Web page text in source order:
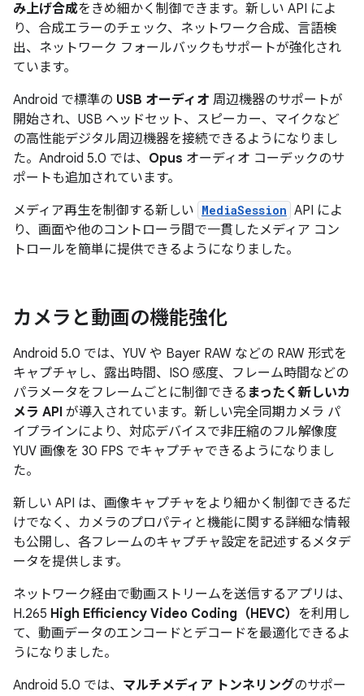
み上げ合成をきめ細かく制御できます。新しい API によ
り、合成エラーのチェック、ネットワーク合成、言語検
出、ネットワーク フォールバックもサポートが強化され
ています。
Android で標準の USB オーディオ 周辺機器のサポートが
開始され、USB ヘッドセット、スピーカー、マイクなど
の高性能デジタル周辺機器を接続できるようになりまし
た。Android 5.0 では、 Opus オーディオ コーデックのサ
ポートも追加されています。
メディア再生を制御する新しい MediaSession API によ
り、画面や他のコントローラ間で一貫したメディア コン
トロールを簡単に提供できるようになりました。
カメラと動画の機能強化
Android 5.0 では、YUV や Bayer RAW などの RAW 形式を
キャプチャし、露出時間、ISO 感度、フレーム時間などの
パラメータをフレームごとに制御できる まったく新しいカ
メラ API が導入されています。新しい完全同期カメラ パ
イプラインにより、対応デバイスで非圧縮のフル解像度
YUV 画像を 30 FPS でキャプチャできるようになりまし
た。
新しい API は、画像キャプチャをより細かく制御できるだ
けでなく、カメラのプロパティと機能に関する詳細な情報
も公開し、各フレームのキャプチャ設定を記述するメタデ
ータを提供します。
ネットワーク経由で動画ストリームを送信するアプリは、
H.265 High Efficiency Video Coding（HEVC） を利用し
て、動画データのエンコードとデコードを最適化できるよ
うになりました。
Android 5.0 では、 マルチメディア トンネリングのサポー